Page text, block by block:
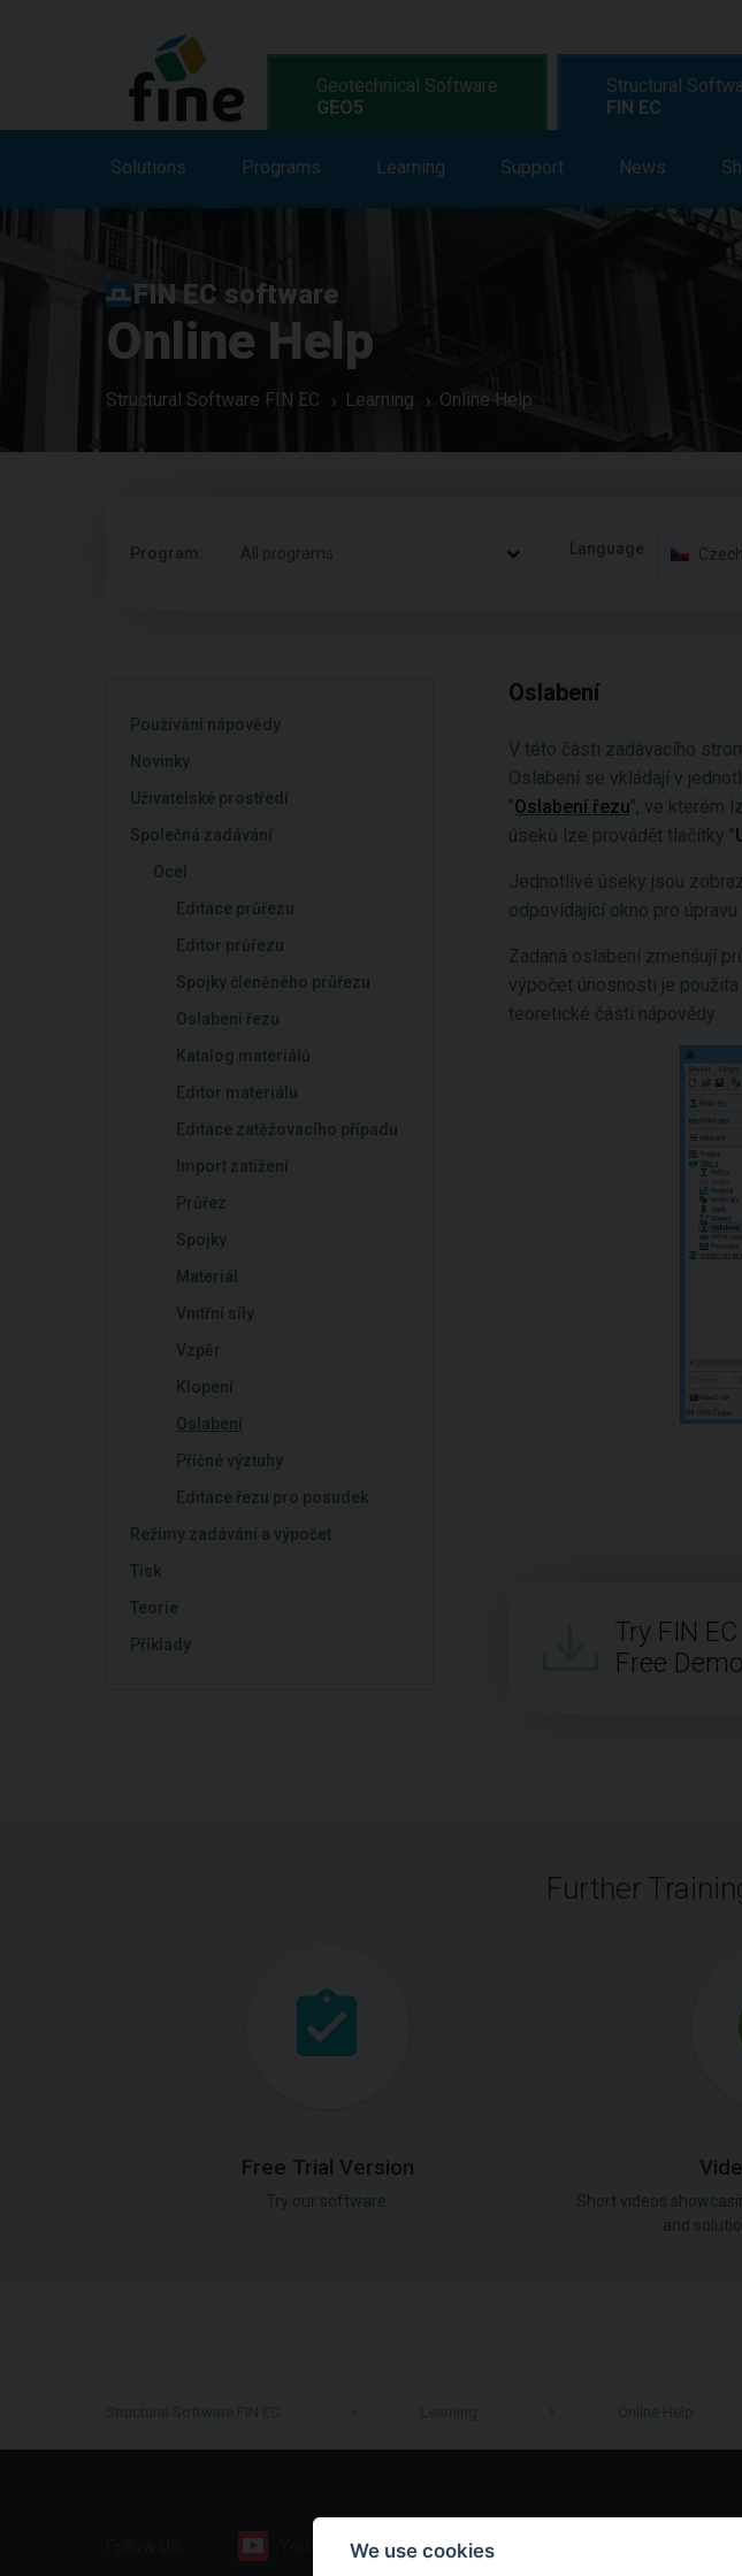
Geotechnical Software
GEO5
Solutions Features Programs Learning Support
Structural
FIN EC
Solutions Programs Learning Support News
FIN EC software
Online Help
Structural Software FIN EC Learning Online Help
Program: All programs Language: Czech
Používání nápovědy
Novinky
Uživatelské prostředí
Společná zadávání
Ocel
Editace průřezu
Editor průřezu
Spojky členěného průřezu
Oslabení řezu
Katalog materiálů
Editor materiálu
Editace zatěžovacího případu
Import zatížení
Průřez
Spojky
Materiál
Vnitřní síly
Vzpěr
Klopení
Oslabení
Příčné výztuhy
Editace řezu pro posudek
Režimy zadávání a výpočet
Tisk
Teorie
Příklady
Oslabení
V této části zadávacího
Oslabení se vkládají v
"Oslabení řezu", ve kterém
úseků lze provádět tlačítky "
Jednotlivé úseky jsou
odpovídající okno pro
Zadaná oslabení zmenšují
výpočet únosnosti je
teoretické části nápovědy.
Try FIN
Free
Further
Free Trial Version
Facebook
We use cookies